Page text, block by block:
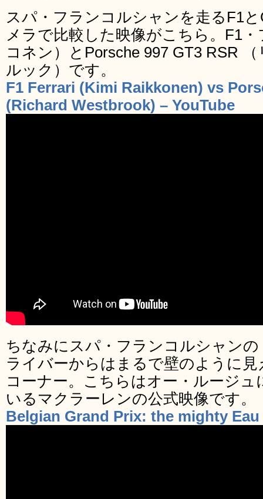
スパ・フランコルシャンを走るF1
メラで比較した映像がこちら。F1
コネン）とPorsche 997 GT3 RSR
ルック）です。
F1 Ferrari (Kimi Raikkonen) vs
(Richard Westbrook) – YouTube
ちなみにスパ・フランコルシャン
ライバーからはまるで壁のように
コーナー。こちらはオー・ルージ
いるマクラーレンの公式映像です。
Belgian Grand Prix: the mighty Eau